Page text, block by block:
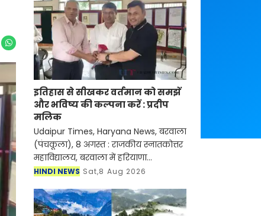
इतिहास से सीखकर वर्तमान को समझें
और भविष्य की कल्पना करें : प्रदीप
मलिक
Udaipur Times, Haryana News, बरवाला
(पंचकूला), 8 अगस्त : राजकीय स्नातकोत्तर
महाविद्यालय, बरवाला में हरियाणा
अभिलेखागार विभाग, पंचकूला द्वारा 17
प्रदर्शनी का शनिवार
HINDI NEWS Sat,8 Aug 2026